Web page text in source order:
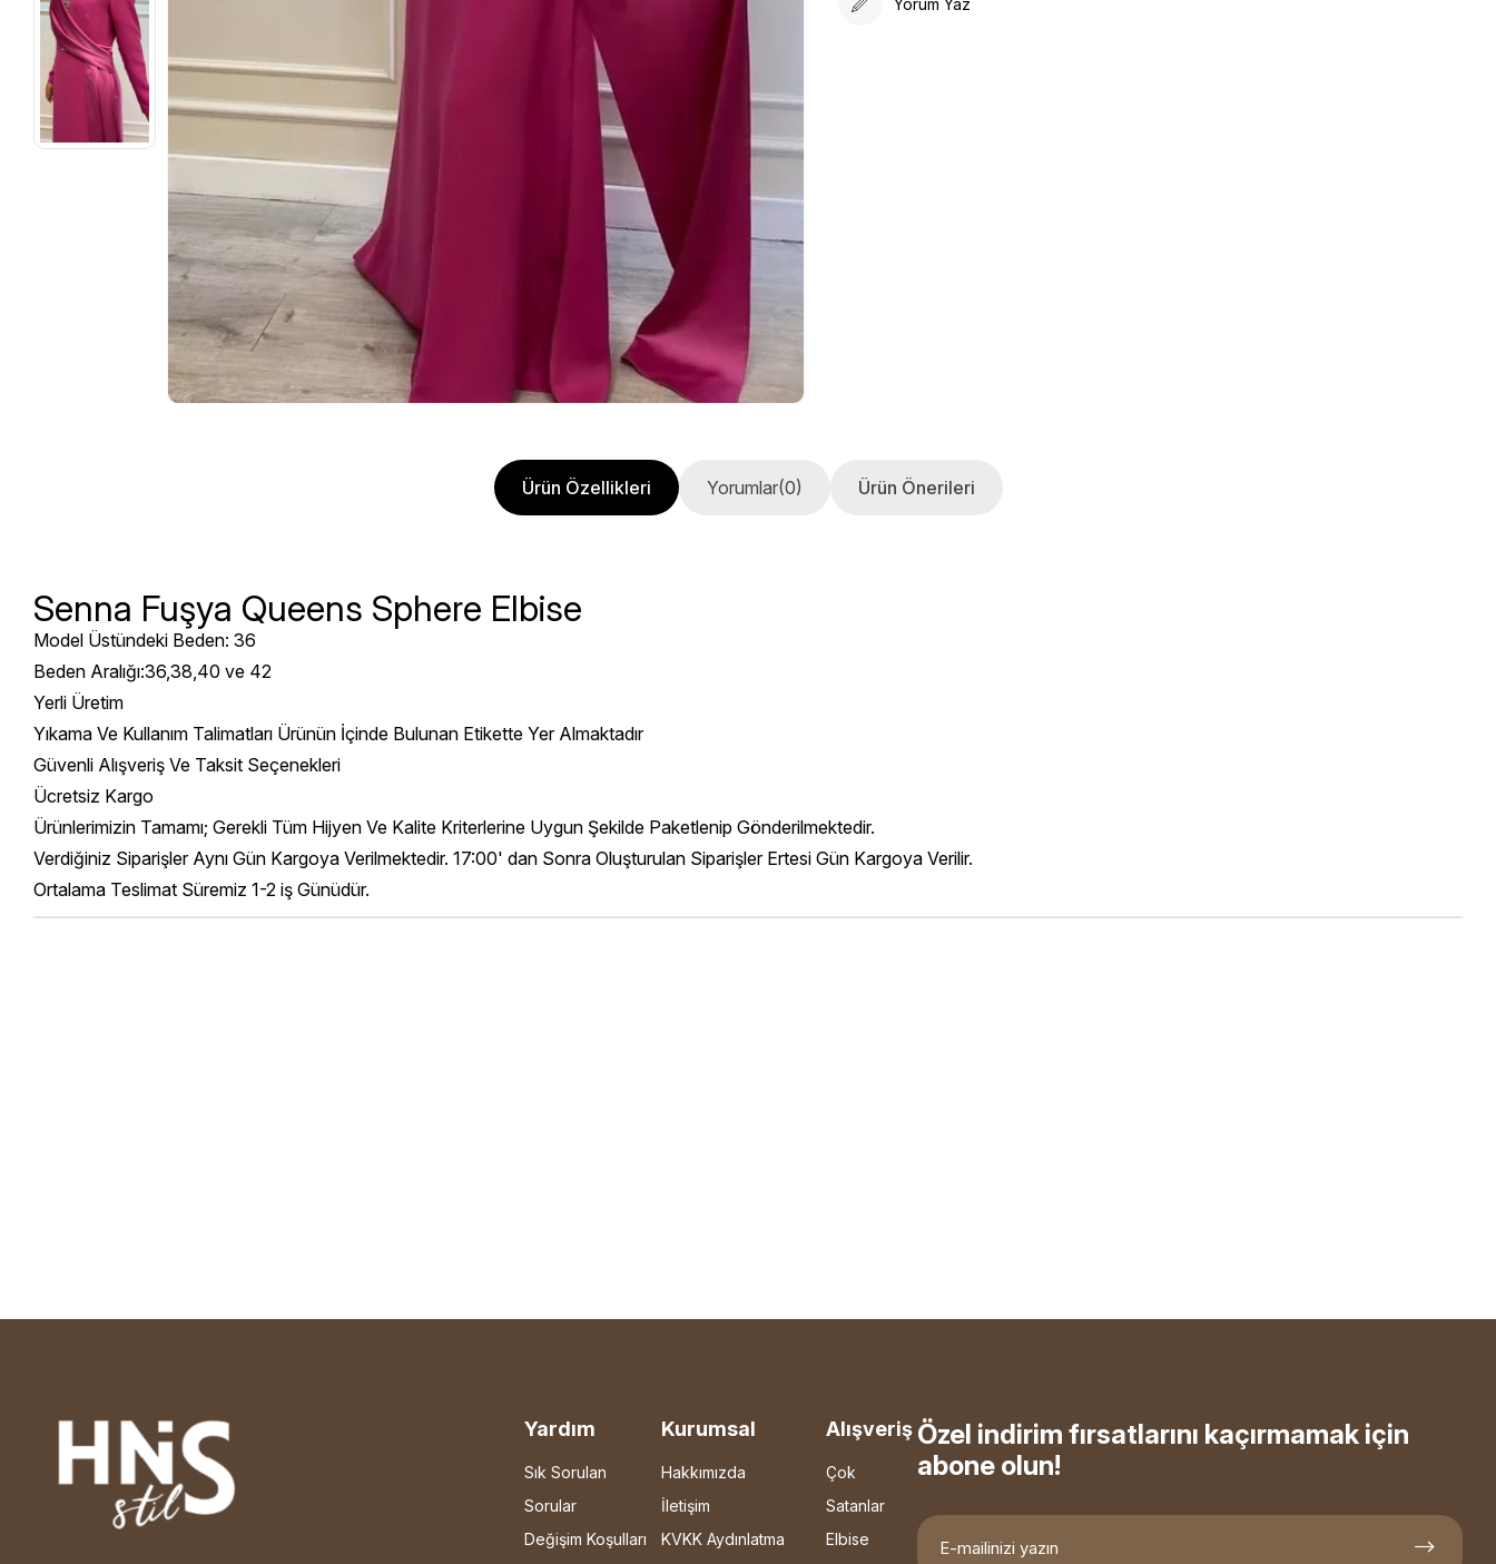
Ürün Özellikleri Yorumlar(0) Ürün Önerileri
Senna Fuşya Queens Sphere Elbise
Model Üstündeki Beden: 36
Beden Aralığı:36,38,40 ve 42
Yerli Üretim
Yıkama Ve Kullanım Talimatları Ürünün İçinde Bulunan Etikette Yer Almaktadır
Güvenli Alışveriş Ve Taksit Seçenekleri
Ücretsiz Kargo
Ürünlerimizin Tamamı; Gerekli Tüm Hijyen Ve Kalite Kriterlerine Uygun Şekilde Paketlenip Gönderilmektedir.
Verdiğiniz Siparişler Aynı Gün Kargoya Verilmektedir. 17:00' dan Sonra Oluşturulan Siparişler Ertesi Gün Kargoya Verilir.
Ortalama Teslimat Süremiz 1-2 iş Günüdür.
Yardım
Sık Sorulan
Sorular
Değişim Koşulları
Kurumsal
Hakkımızda
İletişim
KVKK Aydınlatma
Alışveriş
Çok
Satanlar
Elbise
Özel indirim fırsatlarını kaçırmamak için
abone olun!